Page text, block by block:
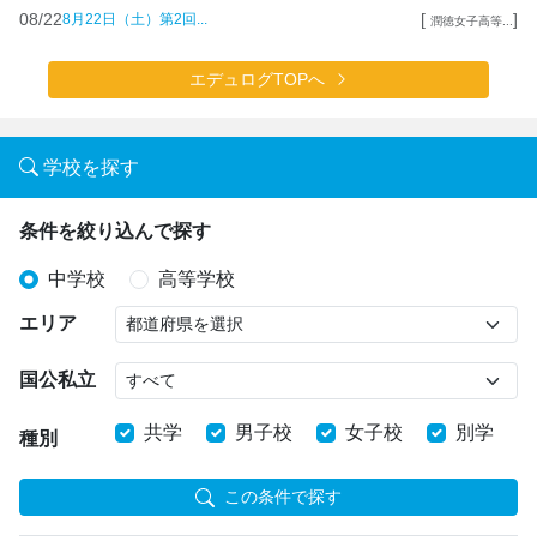
08/228月22日（土）第2回... [ 潤徳女子高等... ]
エデュログTOPへ
学校を探す
条件を絞り込んで探す
中学校 高等学校
エリア
国公私立
種別 共学 男子校 女子校 別学
この条件で探す